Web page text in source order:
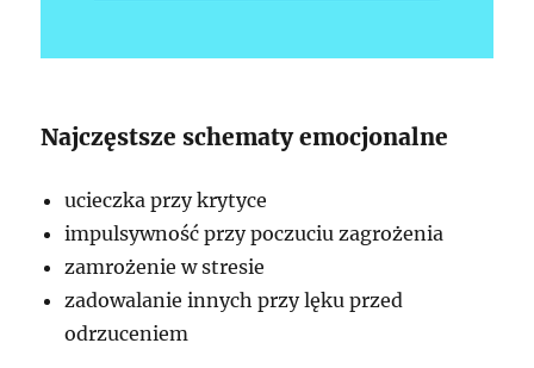
Najczęstsze schematy emocjonalne
ucieczka przy krytyce
impulsywność przy poczuciu zagrożenia
zamrożenie w stresie
zadowalanie innych przy lęku przed
odrzuceniem